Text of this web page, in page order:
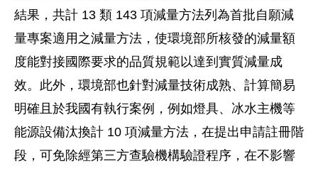
結果，共計 13 類 143 項減量方法列為首批自願減
量專案適用之減量方法，使環境部所核發的減量額
度能對接國際要求的品質規範以達到實質減量成
效。此外，環境部也針對減量技術成熟、計算簡易
明確且於我國有執行案例，例如燈具、冰水主機等
能源設備汰換計 10 項減量方法，在提出申請註冊階
段，可免除經第三方查驗機構驗證程序，在不影響